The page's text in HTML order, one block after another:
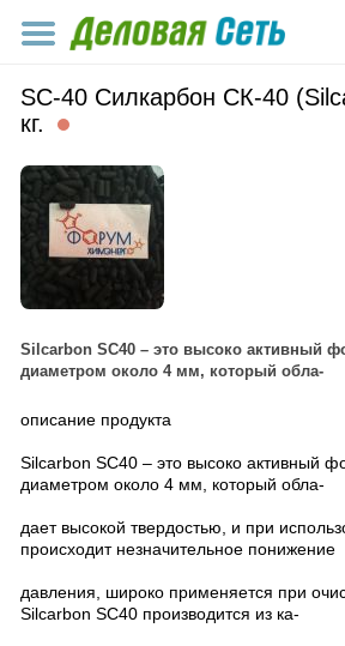
SC-40 Силкарбон СК-40
кг.
Silcarbon SC40 – это высоко активный
диаметром около 4 мм, который обла-
описание продукта
Silcarbon SC40 – это высоко активный
диаметром около 4 мм, который обла-
дает высокой твердостью, и при
происходит незначительное понижение
давления, широко применяется при
Silcarbon SC40 производится из ка-